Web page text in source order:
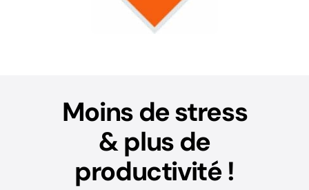
Moins de stress
& plus de
productivité !